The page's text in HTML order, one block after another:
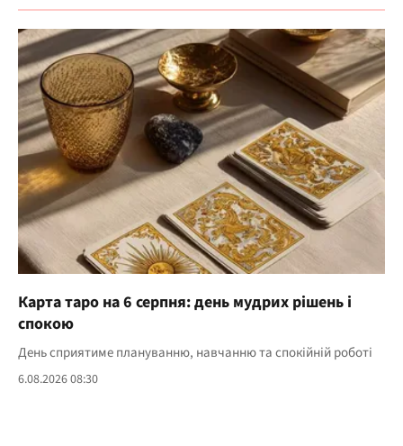
Карта таро на 6 серпня: день мудрих рішень і
спокою
День сприятиме плануванню, навчанню та спокійній роботі
6.08.2026 08:30